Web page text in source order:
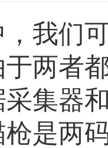
我们
于两者
集器
是两